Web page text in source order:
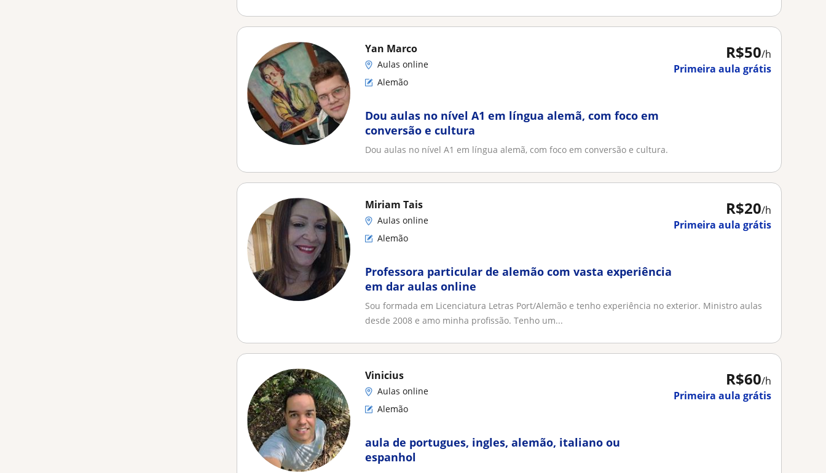
R$50/h
Primeira aula grátis
Yan Marco
Aulas online
Alemão
Dou aulas no nível A1 em língua alemã, com foco em
conversão e cultura
Dou aulas no nível A1 em língua alemã, com foco em conversão e cultura.
R$20/h
Primeira aula grátis
Miriam Tais
Aulas online
Alemão
Professora particular de alemão com vasta experiência
em dar aulas online
Sou formada em Licenciatura Letras Port/Alemão e tenho experiência no exterior. Ministro aulas
desde 2008 e amo minha profissão. Tenho um...
R$60/h
Primeira aula grátis
Vinicius
Aulas online
Alemão
aula de portugues, ingles, alemão, italiano ou
espanhol